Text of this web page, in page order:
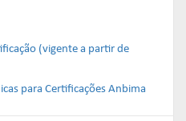
(vigente a partir de
para Certificações Anbima